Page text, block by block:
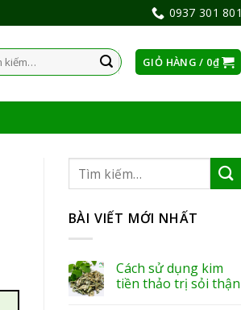
0937 301 801
GIỎ HÀNG / 0₫
BÀI VIẾT MỚI NHẤT
Cách sử dụng kim
tiền thảo trị sỏi thận